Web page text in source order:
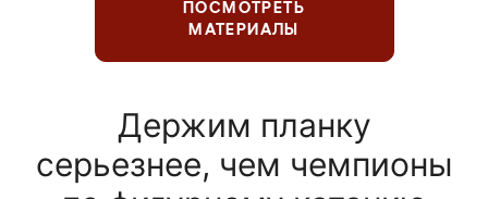
ПОСМОТРЕТЬ
МАТЕРИАЛЫ
Держим планку
серьезнее, чем чемпионы